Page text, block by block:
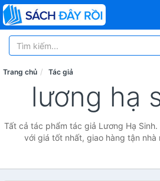
Trang chủ Tác giả
lương hạ
Tất cả tác phẩm tác giả Lương Hạ
với giá tốt nhất, giao hàng tận nhà